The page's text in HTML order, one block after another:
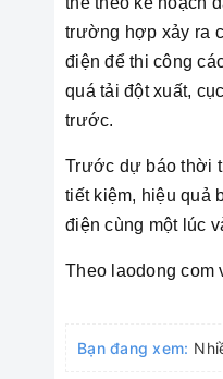
trường hợp xảy ra
điện để thi công
quá tải đột xuất,
trước.
Trước dự báo thời
tiết kiệm, hiệu quả
điện cùng một lúc
Theo laodong com
Bạn đang xem: